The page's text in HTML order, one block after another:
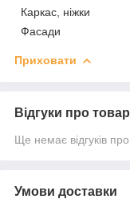
Каркас, ніжки
Фасади
Приховати
Відгуки про товар
Ще немає відгуків
Умови доставки